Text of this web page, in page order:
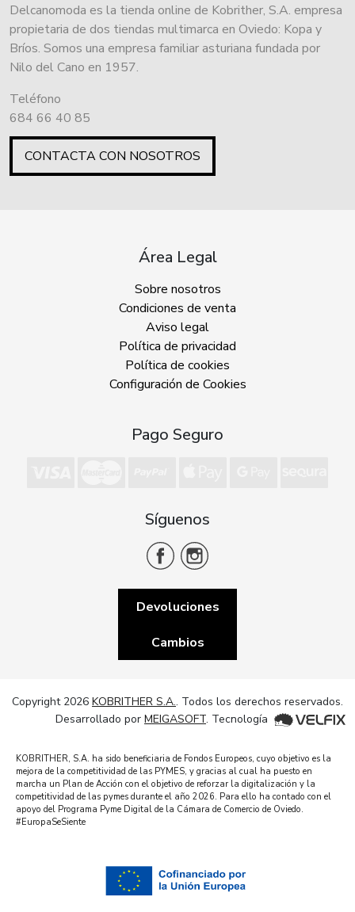
Delcanomoda es la tienda online de Kobrither, S.A. empresa
propietaria de dos tiendas multimarca en Oviedo: Kopa y
Bríos. Somos una empresa familiar asturiana fundada por
Nilo del Cano en 1957.
Teléfono
684 66 40 85
CONTACTA CON NOSOTROS
Área Legal
Sobre nosotros
Condiciones de venta
Aviso legal
Política de privacidad
Política de cookies
Configuración de Cookies
Pago Seguro
Síguenos
Devoluciones
Cambios
Copyright 2026 KOBRITHER S.A.. Todos los derechos reservados.
Desarrollado por MEIGASOFT. Tecnología
KOBRITHER, S.A. ha sido beneficiaria de Fondos Europeos, cuyo objetivo es la
mejora de la competitividad de las PYMES, y gracias al cual ha puesto en
marcha un Plan de Acción con el objetivo de reforzar la digitalización y la
competitividad de las pymes durante el año 2026. Para ello ha contado con el
apoyo del Programa Pyme Digital de la Cámara de Comercio de Oviedo.
#EuropaSeSiente